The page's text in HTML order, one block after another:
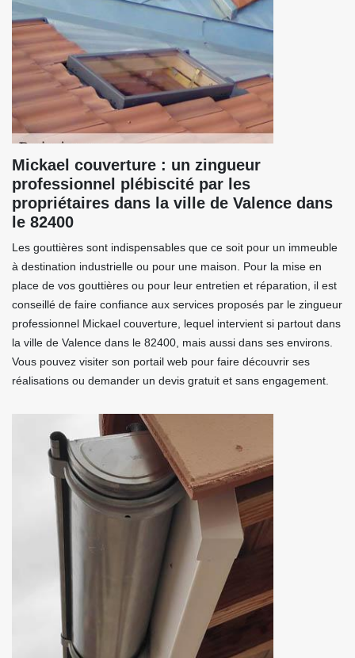
Mickael couverture : un zingueur
professionnel plébiscité par les
propriétaires dans la ville de Valence dans
le 82400
Les gouttières sont indispensables que ce soit pour un immeuble
à destination industrielle ou pour une maison. Pour la mise en
place de vos gouttières ou pour leur entretien et réparation, il est
conseillé de faire confiance aux services proposés par le zingueur
professionnel Mickael couverture, lequel intervient si partout dans
la ville de Valence dans le 82400, mais aussi dans ses environs.
Vous pouvez visiter son portail web pour faire découvrir ses
réalisations ou demander un devis gratuit et sans engagement.